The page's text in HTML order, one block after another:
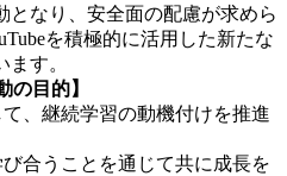
となり、安全面の配慮が求めら
を積極的に活用した新たな
す。
の目的】
、継続学習の動機付けを推進
合うことを通じて共に成長を